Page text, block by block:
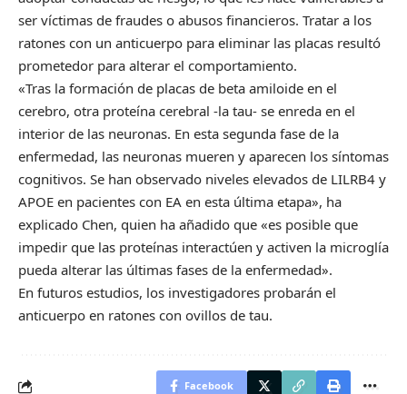
ser víctimas de fraudes o abusos financieros. Tratar a los
ratones con un anticuerpo para eliminar las placas resultó
prometedor para alterar el comportamiento.
«Tras la formación de placas de beta amiloide en el
cerebro, otra proteína cerebral -la tau- se enreda en el
interior de las neuronas. En esta segunda fase de la
enfermedad, las neuronas mueren y aparecen los síntomas
cognitivos. Se han observado niveles elevados de LILRB4 y
APOE en pacientes con EA en esta última etapa», ha
explicado Chen, quien ha añadido que «es posible que
impedir que las proteínas interactúen y activen la microglía
pueda alterar las últimas fases de la enfermedad».
En futuros estudios, los investigadores probarán el
anticuerpo en ratones con ovillos de tau.
Facebook